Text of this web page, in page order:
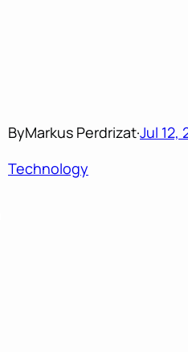
ByMarkus Perdrizat·Jul 12,
Technology